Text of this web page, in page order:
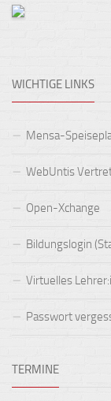
WICHTIGE LINKS
Mensa-
WebUntis
Open-Xchange
Bildungslogin
Virtuelles
Passwort
TERMINE